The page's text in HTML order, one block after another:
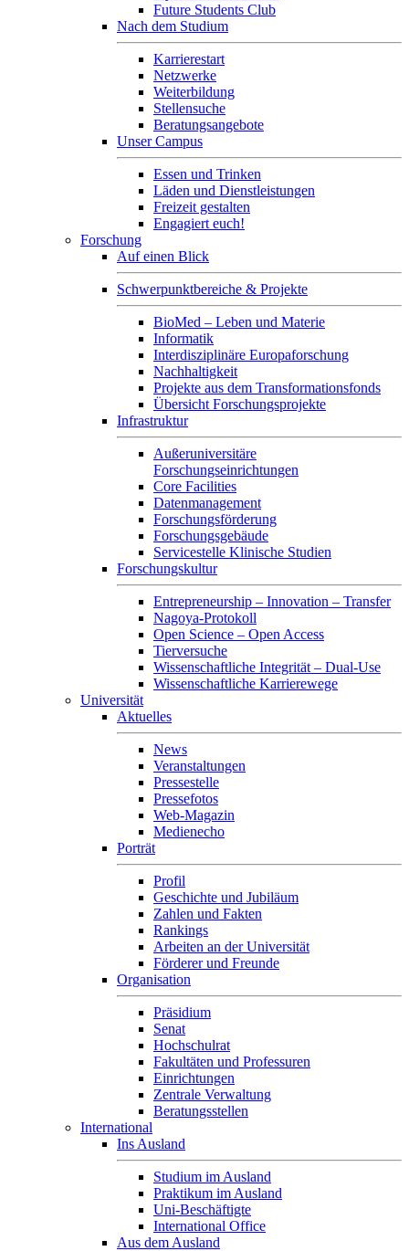
Future Students Club
Nach dem Studium
Karrierestart
Netzwerke
Weiterbildung
Stellensuche
Beratungsangebote
Unser Campus
Essen und Trinken
Läden und Dienstleistungen
Freizeit gestalten
Engagiert euch!
Forschung
Auf einen Blick
Schwerpunktbereiche & Projekte
BioMed – Leben und Materie
Informatik
Interdisziplinäre Europaforschung
Nachhaltigkeit
Projekte aus dem Transformationsfonds
Übersicht Forschungsprojekte
Infrastruktur
Außeruniversitäre
Forschungseinrichtungen
Core Facilities
Datenmanagement
Forschungsförderung
Forschungsgebäude
Servicestelle Klinische Studien
Forschungskultur
Entrepreneurship – Innovation – Transfer
Nagoya-Protokoll
Open Science – Open Access
Tierversuche
Wissenschaftliche Integrität – Dual-Use
Wissenschaftliche Karrierewege
Universität
Aktuelles
News
Veranstaltungen
Pressestelle
Pressefotos
Web-Magazin
Medienecho
Porträt
Profil
Geschichte und Jubiläum
Zahlen und Fakten
Rankings
Arbeiten an der Universität
Förderer und Freunde
Organisation
Präsidium
Senat
Hochschulrat
Fakultäten und Professuren
Einrichtungen
Zentrale Verwaltung
Beratungsstellen
International
Ins Ausland
Studium im Ausland
Praktikum im Ausland
Uni-Beschäftigte
International Office
Aus dem Ausland